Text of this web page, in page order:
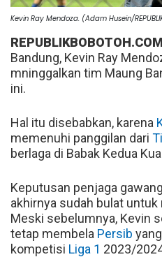
Kevin Ray Mendoza. (Adam Husein/
REPUBLIKBOBOTOH.COM
Bandung, Kevin Ray
mninggalkan tim Maung
ini.
Hal itu disebabkan, karena
memenuhi panggilan dari
berlaga di Babak Kedua
Keputusan penjaga
akhirnya sudah bulat untuk
Meski sebelumnya, Kevin
tetap membela Persib
kompetisi Liga 1 2023/